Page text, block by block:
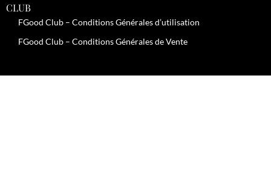
CLUB
FGood Club – Conditions Générales d’utilisation
FGood Club – Conditions Générales de Vente